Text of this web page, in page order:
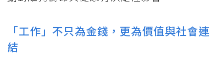
「工作」不只為金錢，更為價值與社會連
結